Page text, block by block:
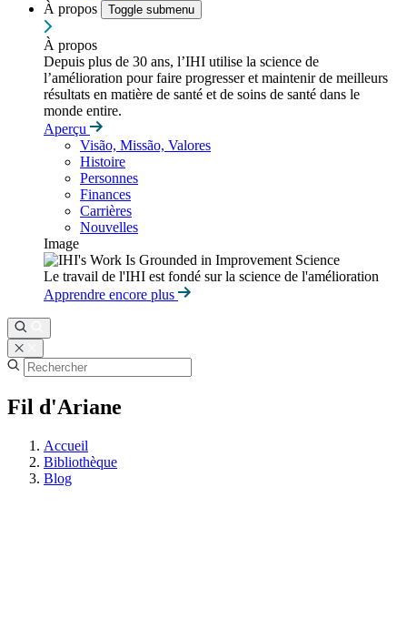
À propos
Toggle submenu
À propos
Depuis plus de 30 ans, l’IHI utilise la science de
l’amélioration pour faire progresser et maintenir de meilleurs
résultats en matière de santé et de soins de santé dans le
monde entire.
Aperçu
Visão, Missão, Valores
Histoire
Personnes
Finances
Carrières
Nouvelles
Image
Le travail de l'IHI est fondé sur la science de l'amélioration
Apprendre encore plus
Fil d'Ariane
Accueil
Bibliothèque
Blog